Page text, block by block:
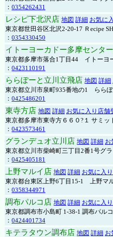
： 0354262431
レシピ下北沢店 地図 詳細 お気に
東京都世田谷区北沢2-20-17 Ｒecipe
： 0354330450
イトーヨーカドー多摩センタ
東京都多摩市落合1丁目44 イトーヨ
： 0423110191
ららぽーと立川立飛店 地図 詳細
東京都立川市泉町935番地の1 らら
： 0425486201
東寺方店 地図 詳細 お気に入り店舗
東京都多摩市東寺方６６０?１ サミッ
： 0423573461
グランデュオ立川店 地図 詳細 お
東京都立川市柴崎町三丁目2番1号グ
： 0425405181
上野マルイ店 地図 詳細 お気に入
東京都台東区上野6丁目15-1 上野マ
： 0358344971
調布パルコ店 地図 詳細 お気に入
東京都調布市小島町 1-38-1 調布パル
： 0424401734
キテラタウン調布店 地図 詳細 お